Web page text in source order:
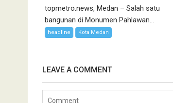
topmetro.news, Medan – Salah satu
bangunan di Monumen Pahlawan...
headline Kota Medan
LEAVE A COMMENT